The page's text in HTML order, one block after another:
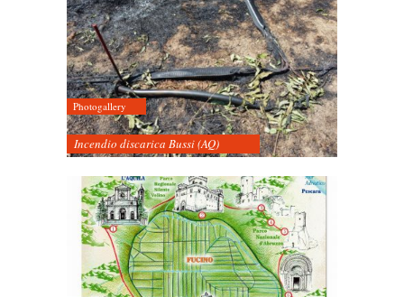
Photogallery
Incendio discarica Bussi (AQ)